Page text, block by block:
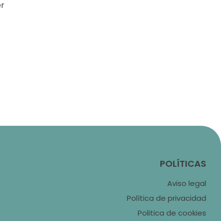
POLÍTICAS
Aviso legal
Política de privacidad
Politica de cookies